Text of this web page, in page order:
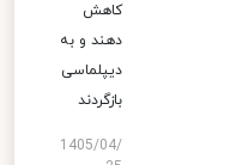
کاهش
دهند و به
دیپلماسی
بازگردند
1405/04/